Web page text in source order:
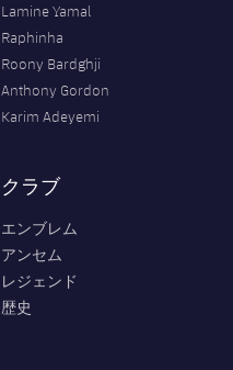
Lamine Yamal
Raphinha
Roony Bardghji
Anthony Gordon
Karim Adeyemi
クラブ
エンブレム
アンセム
レジェンド
歴史